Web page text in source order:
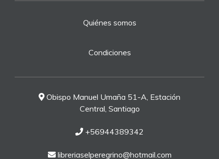
Quiénes somos
Condiciones
Obispo Manuel Umaña 51-A, Estación
Central, Santiago
+56944389342
libreriaselperegrino@hotmail.com